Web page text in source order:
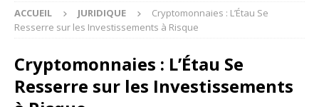
ACCUEIL JURIDIQUE
Cryptomonnaies : L’Étau Se
Resserre sur les Investissements à Risque
Cryptomonnaies : L’Étau Se
Resserre sur les Investissements